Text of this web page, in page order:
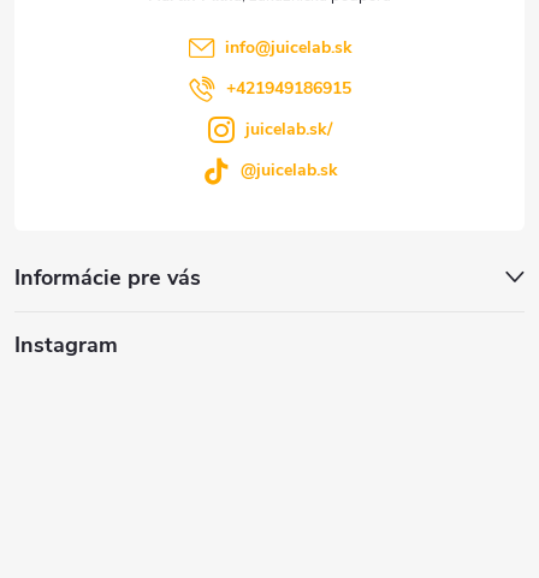
Informácie pre vás
info@juicelab.sk
+421949186915
juicelab.sk/
@juicelab.sk
Instagram